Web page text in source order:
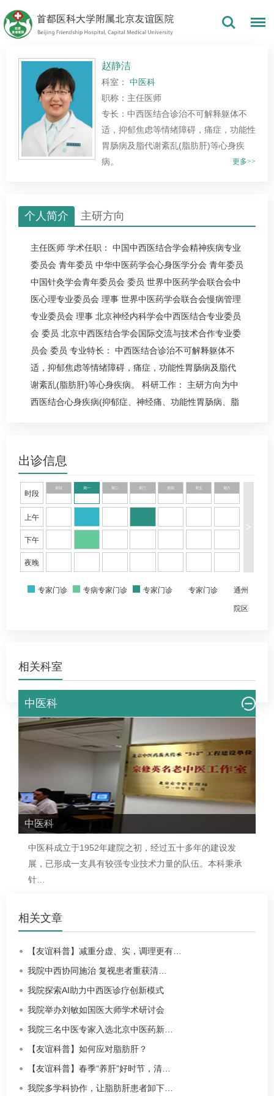
赵静洁
科室： 中医科
职称：主任医师
专长：中西医结合诊治不可解释躯体不
适，抑郁焦虑等情绪障碍，痛症，功能性
胃肠病及脂代谢紊乱(脂肪肝)等心身疾
病。
更多>>
个人简介 主研方向
主任医师 学术任职： 中国中西医结合学会精神疾病专业
委员会 青年委员 中华中医药学会心身医学分会 青年委员
中国针灸学会青年委员会 委员 世界中医药学会联合会中
医心理专业委员会 理事 世界中医药学会联合会慢病管理
专业委员会 理事 北京神经内科学会中西医结合专业委员
会 委员 北京中西医结合学会国际交流与技术合作专业委
员会 委员 专业特长： 中西医结合诊治不可解释躯体不
适，抑郁焦虑等情绪障碍，痛症，功能性胃肠病及脂代
谢紊乱(脂肪肝)等心身疾病。 科研工作： 主研方向为中
西医结合心身疾病(抑郁症、神经痛、功能性胃肠病、脂
篇，核心期刊文章10余篇。 获奖情况： 京津冀中医、中
出诊信息
时段
上午
下午
夜晚
周日 周一 周三 周四 周五 周六
>
专家门诊 专病专家门诊 专家门诊 专家门诊 通州
院区
相关科室
中医科
中医科
中医科成立于1952年建院之初，经过五十多年的建设发
展，已形成一支具有较强专业技术力量的队伍。本科秉承
针…
相关文章
【友谊科普】减重分虚、实，调理更有…
我院中西协同施治 复视患者重获清…
我院探索AI助力中西医诊疗创新模式
我院举办刘敏如国医大师学术研讨会
我院三名中医专家入选北京中医药新…
【友谊科普】如何应对脂肪肝？
【友谊科普】春季“养肝”好时节，清…
我院多学科协作，让脂肪肝患者卸下…